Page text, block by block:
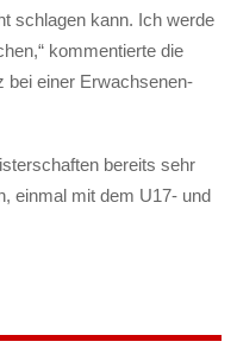
schlagen kann. Ich werde
kommentierte die
bei einer Erwachsenen-
bereits sehr
einmal mit dem U17- und